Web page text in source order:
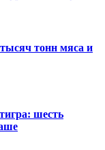
тысяч тонн мяса и
шесть